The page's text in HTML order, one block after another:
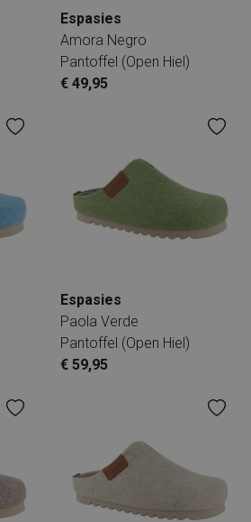
Espasies
Amora Negro
Pantoffel (open Hiel)
€ 49,95
Espasies
Paola Verde
Pantoffel (open Hiel)
€ 59,95